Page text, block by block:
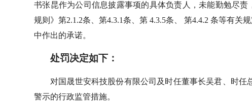
书张昆作为公司信息披露事项的具体负责人，未能勤勉尽
规则》第2.1.2条、第4.3.1条、第 4.3.5条、 第4.4.2 条等有关
中作出的承诺。
处罚决定如下：
对国晟世安科技股份有限公司及时任董事长吴君、时
警示的行政监管措施。